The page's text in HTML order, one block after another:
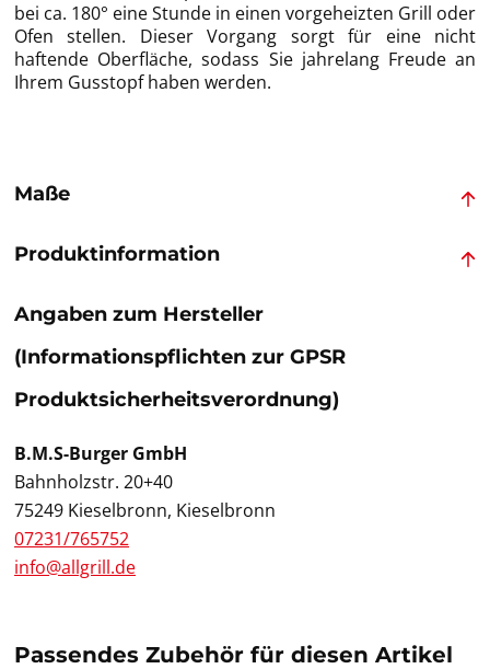
bei ca. 180° eine Stunde in einen vorgeheizten Grill oder
Ofen stellen. Dieser Vorgang sorgt für eine nicht
haftende Oberfläche, sodass Sie jahrelang Freude an
Ihrem Gusstopf haben werden.
Maße
Produktinformation
Angaben zum Hersteller
(Informationspflichten zur GPSR
Produktsicherheitsverordnung)
B.M.S-Burger GmbH
Bahnholzstr. 20+40
75249 Kieselbronn, Kieselbronn
07231/765752
info@allgrill.de
Passendes Zubehör für diesen Artikel